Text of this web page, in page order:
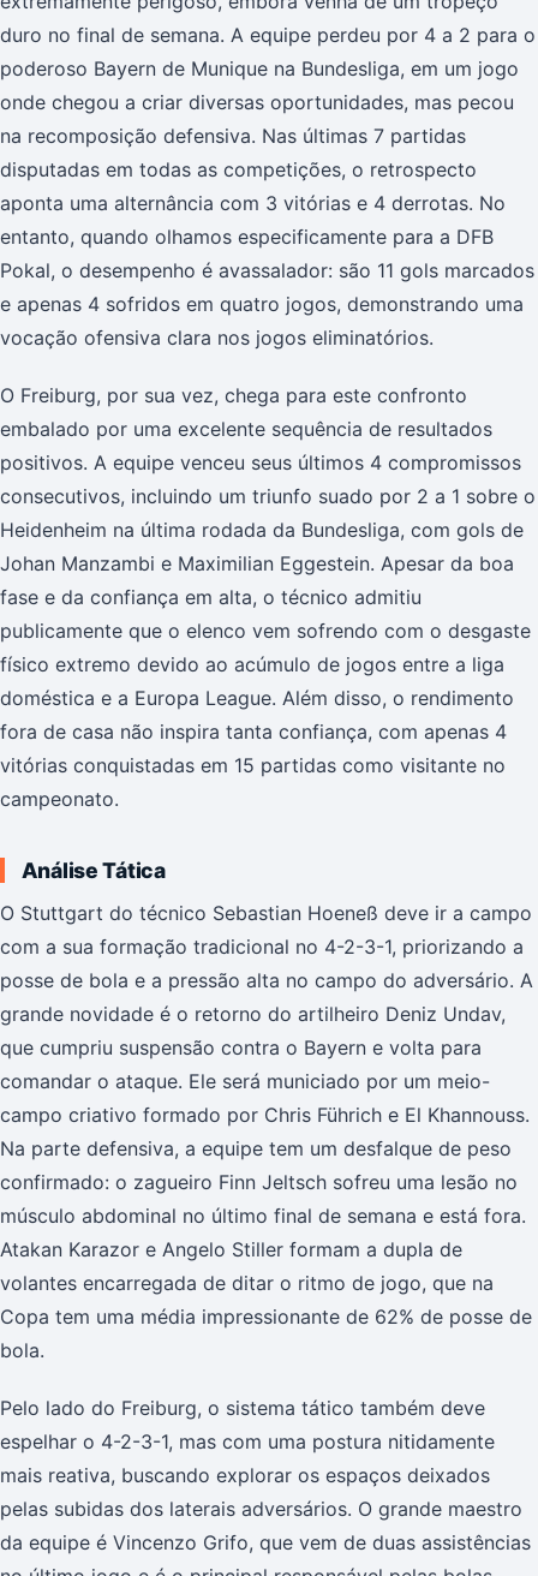
duro no final de semana. A equipe perdeu por 4 a 2 para o
poderoso Bayern de Munique na Bundesliga, em um jogo
onde chegou a criar diversas oportunidades, mas pecou
na recomposição defensiva. Nas últimas 7 partidas
disputadas em todas as competições, o retrospecto
aponta uma alternância com 3 vitórias e 4 derrotas. No
entanto, quando olhamos especificamente para a DFB
Pokal, o desempenho é avassalador: são 11 gols marcados
e apenas 4 sofridos em quatro jogos, demonstrando uma
vocação ofensiva clara nos jogos eliminatórios.
O Freiburg, por sua vez, chega para este confronto
embalado por uma excelente sequência de resultados
positivos. A equipe venceu seus últimos 4 compromissos
consecutivos, incluindo um triunfo suado por 2 a 1 sobre o
Heidenheim na última rodada da Bundesliga, com gols de
Johan Manzambi e Maximilian Eggestein. Apesar da boa
fase e da confiança em alta, o técnico admitiu
publicamente que o elenco vem sofrendo com o desgaste
físico extremo devido ao acúmulo de jogos entre a liga
doméstica e a Europa League. Além disso, o rendimento
fora de casa não inspira tanta confiança, com apenas 4
vitórias conquistadas em 15 partidas como visitante no
campeonato.
Análise Tática
O Stuttgart do técnico Sebastian Hoeneß deve ir a campo
com a sua formação tradicional no 4-2-3-1, priorizando a
posse de bola e a pressão alta no campo do adversário. A
grande novidade é o retorno do artilheiro Deniz Undav,
que cumpriu suspensão contra o Bayern e volta para
comandar o ataque. Ele será municiado por um meio-
campo criativo formado por Chris Führich e El Khannouss.
Na parte defensiva, a equipe tem um desfalque de peso
confirmado: o zagueiro Finn Jeltsch sofreu uma lesão no
músculo abdominal no último final de semana e está fora.
Atakan Karazor e Angelo Stiller formam a dupla de
volantes encarregada de ditar o ritmo de jogo, que na
Copa tem uma média impressionante de 62% de posse de
bola.
Pelo lado do Freiburg, o sistema tático também deve
espelhar o 4-2-3-1, mas com uma postura nitidamente
mais reativa, buscando explorar os espaços deixados
pelas subidas dos laterais adversários. O grande maestro
da equipe é Vincenzo Grifo, que vem de duas assistências